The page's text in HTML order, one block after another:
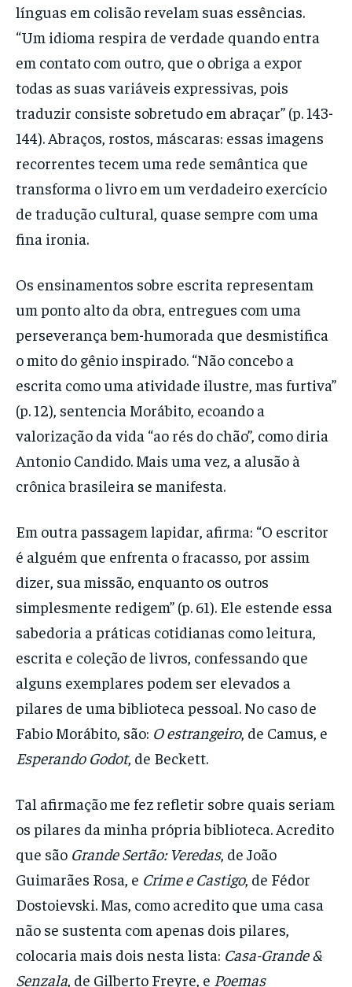
línguas em colisão revelam suas essências.
“Um idioma respira de verdade quando entra
em contato com outro, que o obriga a expor
todas as suas variáveis expressivas, pois
traduzir consiste sobretudo em abraçar” (p. 143-
144). Abraços, rostos, máscaras: essas imagens
recorrentes tecem uma rede semântica que
transforma o livro em um verdadeiro exercício
de tradução cultural, quase sempre com uma
fina ironia.
Os ensinamentos sobre escrita representam
um ponto alto da obra, entregues com uma
perseverança bem-humorada que desmistifica
o mito do gênio inspirado. “Não concebo a
escrita como uma atividade ilustre, mas furtiva”
(p. 12), sentencia Morábito, ecoando a
valorização da vida “ao rés do chão”, como diria
Antonio Candido. Mais uma vez, a alusão à
crônica brasileira se manifesta.
Em outra passagem lapidar, afirma: “O escritor
é alguém que enfrenta o fracasso, por assim
dizer, sua missão, enquanto os outros
simplesmente redigem” (p. 61). Ele estende essa
sabedoria a práticas cotidianas como leitura,
escrita e coleção de livros, confessando que
alguns exemplares podem ser elevados a
pilares de uma biblioteca pessoal. No caso de
Fabio Morábito, são: O estrangeiro, de Camus, e
Esperando Godot, de Beckett.
Tal afirmação me fez refletir sobre quais seriam
os pilares da minha própria biblioteca. Acredito
que são Grande Sertão: Veredas, de João
Guimarães Rosa, e Crime e Castigo, de Fédor
Dostoievski. Mas, como acredito que uma casa
não se sustenta com apenas dois pilares,
colocaria mais dois nesta lista: Casa-Grande &
Senzala , de Gilberto Freyre, e Poemas